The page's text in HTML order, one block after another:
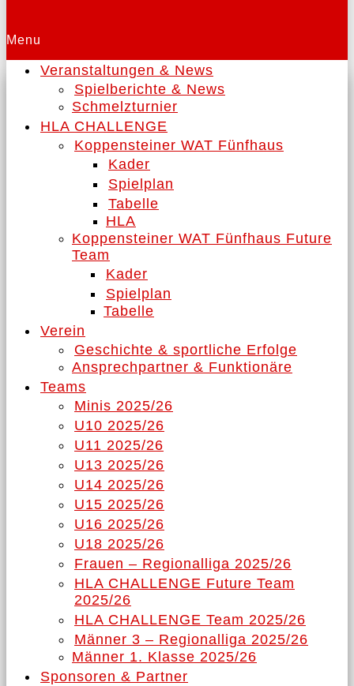
Menu
Veranstaltungen & News
Spielberichte & News
Schmelzturnier
HLA CHALLENGE
Koppensteiner WAT Fünfhaus
Kader
Spielplan
Tabelle
HLA
Koppensteiner WAT Fünfhaus Future
Team
Kader
Spielplan
Tabelle
Verein
Geschichte & sportliche Erfolge
Ansprechpartner & Funktionäre
Teams
Minis 2025/26
U10 2025/26
U11 2025/26
U13 2025/26
U14 2025/26
U15 2025/26
U16 2025/26
U18 2025/26
Frauen – Regionalliga 2025/26
HLA CHALLENGE Future Team
2025/26
HLA CHALLENGE Team 2025/26
Männer 3 – Regionalliga 2025/26
Männer 1. Klasse 2025/26
Sponsoren & Partner